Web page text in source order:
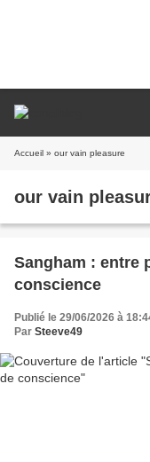
Accueil » our vain pleasure
our vain
Sangham : entre
conscience
Publié le 29/06/2026 à
Par Steeve49